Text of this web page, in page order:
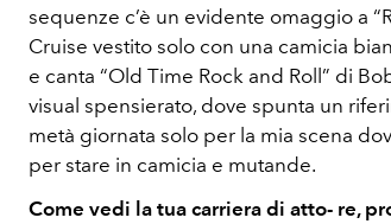
sequenze c’è un evidente omaggio a
Cruise vestito solo con una camicia
e canta “Old Time Rock and Roll” di
visual spensierato, dove spunta un
metà giornata solo per la mia scena
per stare in camicia e mutande.
Come vedi la tua carriera di atto- re,